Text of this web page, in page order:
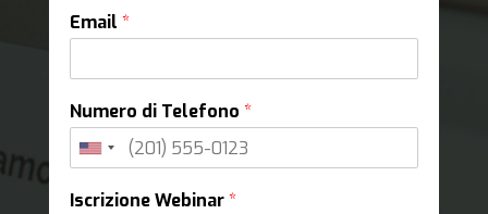
Email *
Numero di Telefono *
Iscrizione Webinar*